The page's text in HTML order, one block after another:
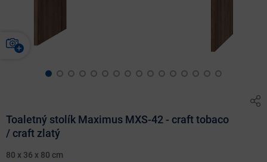
Toaletný stolík Maximus MXS-42 - craft tobaco
/ craft zlatý
80 x 36 x 80 cm